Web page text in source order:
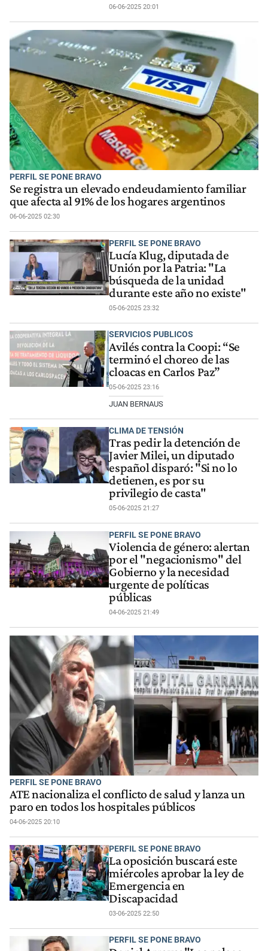
06-06-2025 20:01
PERFIL SE PONE BRAVO
Se registra un elevado endeudamiento familiar
que afecta al 91% de los hogares argentinos
06-06-2025 02:30
PERFIL SE PONE BRAVO
Lucía Klug, diputada de
Unión por la Patria: "La
búsqueda de la unidad
durante este año no existe"
05-06-2025 23:32
SERVICIOS PUBLICOS
Avilés contra la Coopi: “Se
terminó el choreo de las
cloacas en Carlos Paz”
05-06-2025 23:16
JUAN BERNAUS
CLIMA DE TENSIÓN
Tras pedir la detención de
Javier Milei, un diputado
español disparó: "Si no lo
detienen, es por su
privilegio de casta"
05-06-2025 21:27
PERFIL SE PONE BRAVO
Violencia de género: alertan
por el "negacionismo" del
Gobierno y la necesidad
urgente de políticas
públicas
04-06-2025 21:49
PERFIL SE PONE BRAVO
ATE nacionaliza el conflicto de salud y lanza un
paro en todos los hospitales públicos
04-06-2025 20:10
PERFIL SE PONE BRAVO
La oposición buscará este
miércoles aprobar la ley de
Emergencia en
Discapacidad
03-06-2025 22:50
PERFIL SE PONE BRAVO